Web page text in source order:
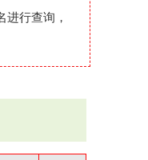
行查询，